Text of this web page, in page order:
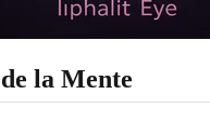
la Mente